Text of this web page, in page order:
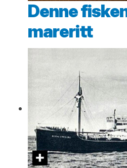
Denne
mareritt